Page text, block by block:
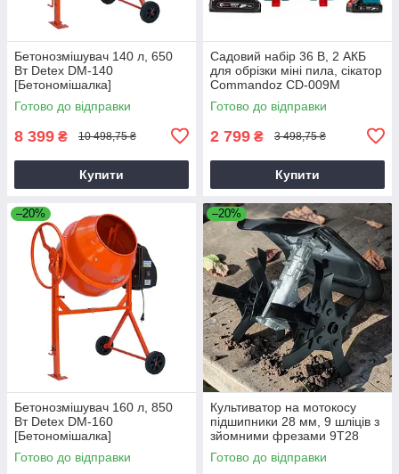
Бетонозмішувач 140 л, 650
Вт Detex DM-140
[Бетономішалка]
Готово до відправки
8 399 ₴ 10 498,75 ₴
Купити
Садовий набір 36 В, 2 АКБ
для обрізки міні пила, сікатор
Commandoz CD-009M
Готово до відправки
2 799 ₴ 3 498,75 ₴
Купити
–20%
Бетонозмішувач 160 л, 850
Вт Detex DM-160
[Бетономішалка]
Готово до відправки
–20%
Культиватор на мотокосу
підшипники 28 мм, 9 шліців з
зйомними фрезами 9T28
Готово до відправки